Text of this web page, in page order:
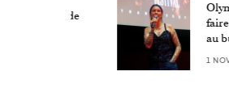
Olympe de
faire du
au bureau »
1 NOVEMBRE